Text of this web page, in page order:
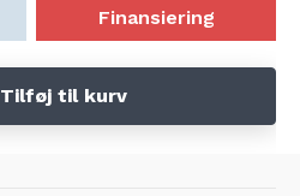
Finansiering
Tilføj til kurv